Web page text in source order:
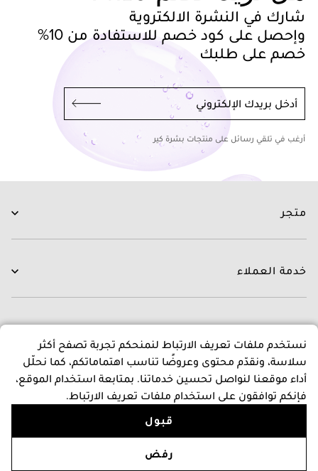
أضف إلى السلة
شارك في النشرة الالكتروية
وإحصل على كود خصم للاستفادة من 10%
خصم على طلبك
أدخل بريدك الإلكتروني
أرغب في تلقي رسائل على منتجات بشرة كير
متجر
العناية بالشعر
العلامات التجارية
العروض
خدمة العملاء
التوصيل
التبديل و الاسترجاع
الدفع
اسئلة و اجوبة
برنامج نقاط المكافات
عن متجرنا
عن بشرة كير
المدونون
سياسات
سياسة الخصوصية والأمان
نستخدم ملفات تعريف الارتباط لنمنحكم تجربة تصفح أكثر
سلاسة، ونقدّم محتوى وعروضًا تناسب اهتماماتكم، كما نحلّل
أداء موقعنا لنواصل تحسين خدماتنا. بمتابعة استخدام الموقع،
فإنكم توافقون على استخدام ملفات تعريف الارتباط.
قبول
رفض